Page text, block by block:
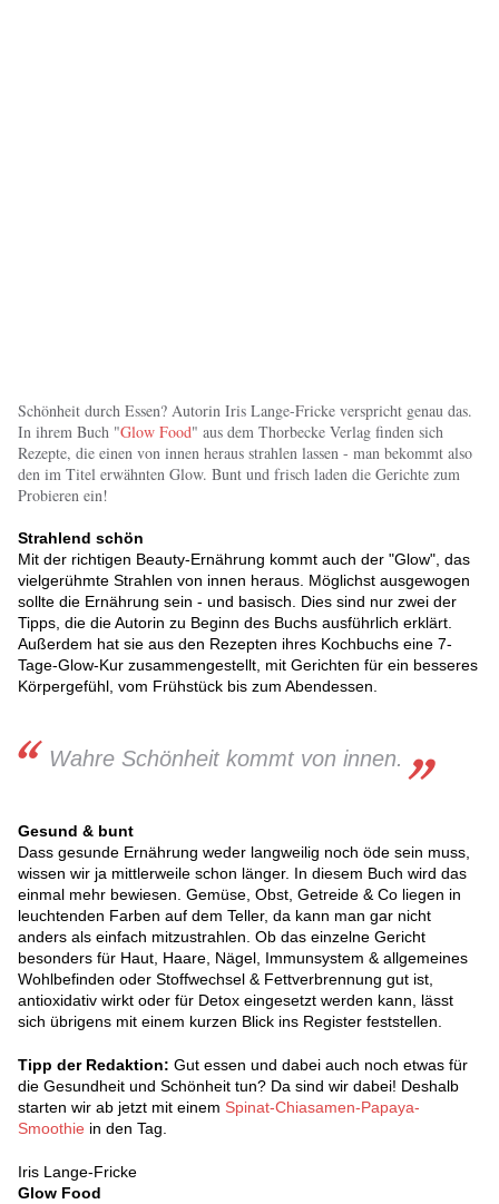
Schönheit durch Essen? Autorin Iris Lange-Fricke verspricht genau das.
In ihrem Buch "Glow Food" aus dem Thorbecke Verlag finden sich
Rezepte, die einen von innen heraus strahlen lassen - man bekommt also
den im Titel erwähnten Glow. Bunt und frisch laden die Gerichte zum
Probieren ein!
Strahlend schön
Mit der richtigen Beauty-Ernährung kommt auch der "Glow", das
vielgerühmte Strahlen von innen heraus. Möglichst ausgewogen
sollte die Ernährung sein - und basisch. Dies sind nur zwei der
Tipps, die die Autorin zu Beginn des Buchs ausführlich erklärt.
Außerdem hat sie aus den Rezepten ihres Kochbuchs eine 7-
Tage-Glow-Kur zusammengestellt, mit Gerichten für ein besseres
Körpergefühl, vom Frühstück bis zum Abendessen.
Wahre Schönheit kommt von innen.
Gesund & bunt
Dass gesunde Ernährung weder langweilig noch öde sein muss,
wissen wir ja mittlerweile schon länger. In diesem Buch wird das
einmal mehr bewiesen. Gemüse, Obst, Getreide & Co liegen in
leuchtenden Farben auf dem Teller, da kann man gar nicht
anders als einfach mitzustrahlen. Ob das einzelne Gericht
besonders für Haut, Haare, Nägel, Immunsystem & allgemeines
Wohlbefinden oder Stoffwechsel & Fettverbrennung gut ist,
antioxidativ wirkt oder für Detox eingesetzt werden kann, lässt
sich übrigens mit einem kurzen Blick ins Register feststellen.
Tipp der Redaktion: Gut essen und dabei auch noch etwas für
die Gesundheit und Schönheit tun? Da sind wir dabei! Deshalb
starten wir ab jetzt mit einem Spinat-Chiasamen-Papaya-
Smoothie in den Tag.
Iris Lange-Fricke
Glow Food